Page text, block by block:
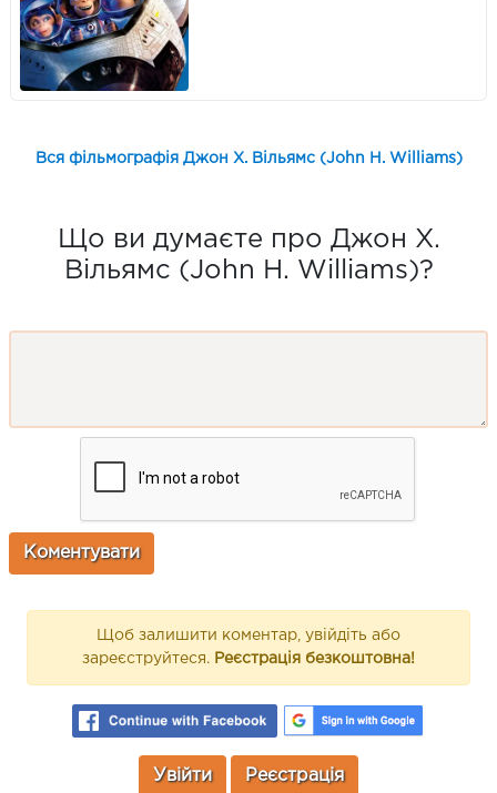
Вся фільмографія Джон Х. Вільямс (John H. Williams)
Що ви думаєте про Джон Х.
Вільямс (John H. Williams)?
Щоб залишити коментар, увійдіть або
зареєструйтеся. Реєстрація безкоштовна!
Увійти Реєстрація